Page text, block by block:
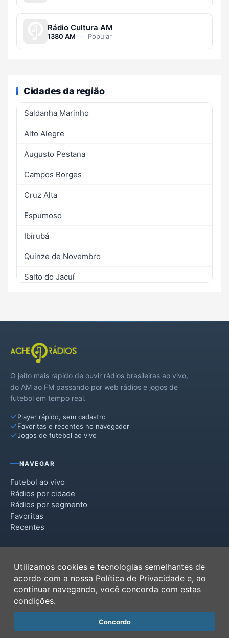
Rádio Cultura AM
1380 AM · Popular
Cidades da região
Saldanha Marinho
Alto Alegre
Augusto Pestana
Campos Borges
Cruz Alta
Espumoso
Ibirubá
Quinze de Novembro
Salto do Jacuí
O jeito mais rápido de ouvir rádios brasileiras ao vivo,
do AM ao FM passando por web rádios e jogos de
futebol em tempo real.
Player rápido, sem cadastro
Favoritas e recentes no navegador
Jogos de futebol ao vivo
NAVEGAR
Futebol ao vivo
Rádios por cidade
Rádios por segmento
Favoritas
Recentes
Termos de Uso
Política de Privacidade
Ferramentas
Contato
Utilizamos cookies e tecnologias semelhantes de
acordo com a nossa Política de Privacidade e, ao
continuar navegando, você concorda com estas
condições.
Concordo